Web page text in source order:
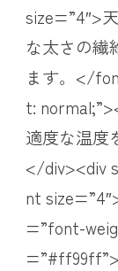
size=”4″>
な太さの繊
ます。</
t:
適度な温
</div><div
nt
=”font-